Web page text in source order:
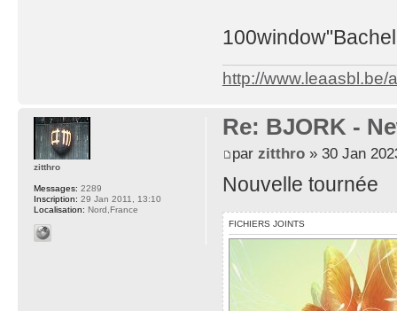
http://www.leaasbl.be/
Re: BJORK -
par zitthro» 30 Jan
Nouvelle tournée
FICHIERS JOINTS
zitthro
Messages: 2289
Inscription: 29 Jan 2011, 13:10
Localisation: Nord,France